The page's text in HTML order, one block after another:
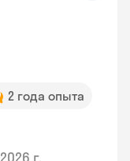
2 года опыта